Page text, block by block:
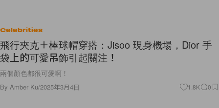
Celebrities
飛行夾克＋棒球帽穿搭：Jisoo 現身機場，Dior 手
袋上的可愛吊飾引起關注！
兩個顏色都很可愛啊！
By Amber Ku/2025年3月4日 1.8K 0